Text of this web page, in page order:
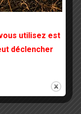
à pattes jaunes
utilisez est
déclencher